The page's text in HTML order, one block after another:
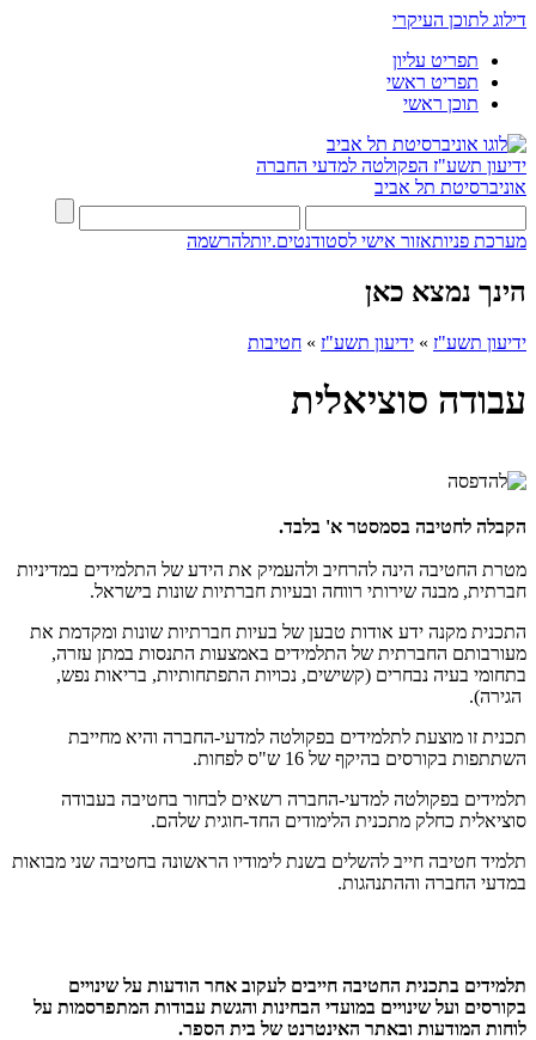
דילוג לתוכן העיקרי
תפריט עליון
תפריט ראשי
תוכן ראשי
ידיעון תשע"ז הפקולטה למדעי החברה
אוניברסיטת תל אביב
מערכת פניותאזור אישי לסטודנטים.יותלהרשמה
הינך נמצא כאן
ידיעון תשע"ז » ידיעון תשע"ז » חטיבות
עבודה סוציאלית
הקבלה לחטיבה בסמסטר א' בלבד.
מטרת החטיבה הינה להרחיב ולהעמיק את הידע של התלמידים במדיניות
חברתית, מבנה שירותי רווחה ובעיות חברתיות שונות בישראל.
התכנית מקנה ידע אודות טבען של בעיות חברתיות שונות ומקדמת את
מעורבותם החברתית של התלמידים באמצעות התנסות במתן עזרה,
בתחומי בעיה נבחרים (קשישים, נכויות התפתחותיות, בריאות נפש,
הגירה).
תכנית זו מוצעת לתלמידים בפקולטה למדעי-החברה והיא מחייבת
השתתפות בקורסים בהיקף של 16 ש"ס לפחות.
תלמידים בפקולטה למדעי-החברה רשאים לבחור בחטיבה בעבודה
סוציאלית כחלק מתכנית הלימודים החד-חוגית שלהם.
תלמיד חטיבה חייב להשלים בשנת לימודיו הראשונה בחטיבה שני מבואות
במדעי החברה וההתנהגות.
תלמידים בתכנית החטיבה חייבים לעקוב אחר הודעות על שינויים
בקורסים ועל שינויים במועדי הבחינות והגשת עבודות המתפרסמות על
לוחות המודעות ובאתר האינטרנט של בית הספר.